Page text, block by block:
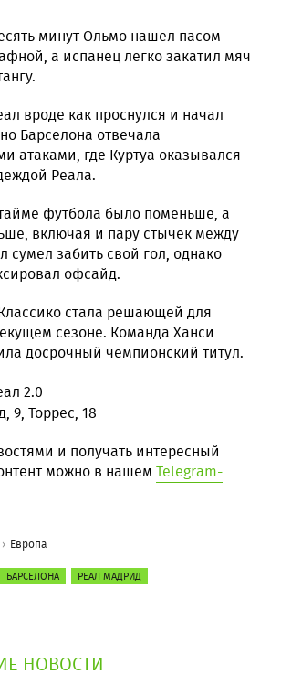
минут Ольмо нашел пасом
а испанец легко закатил мяч
вроде как проснулся и начал
Барселона отвечала
атаками, где Куртуа оказывался
Реала.
футбола было поменьше, а
включая и пару стычек между
сумел забить свой гол, однако
офсайд.
стала решающей для
сезоне. Команда Ханси
досрочный чемпионский титул.
2:0
9, Торрес, 18
и получать интересный
можно в нашем Telegram-
Европа
БАРСЕЛОНА РЕАЛ МАДРИД
НОВОСТИ